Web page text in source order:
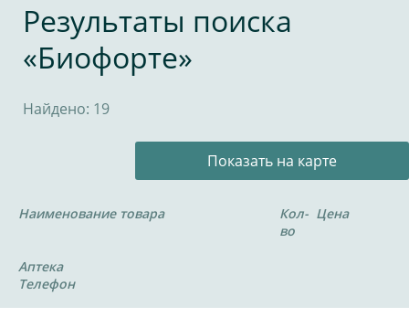
Результаты поиска
«Биофорте»
Найдено: 19
Показать на карте
Наименование товара
Кол-
во
Цена
Аптека
Телефон